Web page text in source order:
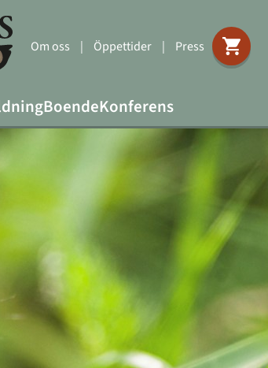
Om oss | Öppettider | Press
BoendeKonferens